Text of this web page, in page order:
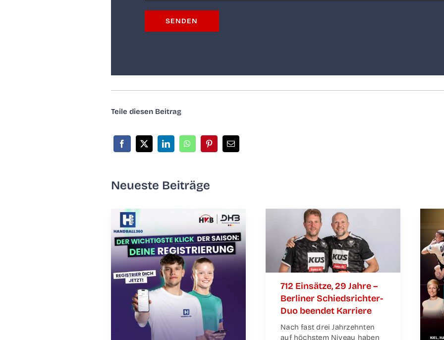
Tei­le die­sen Beitrag
Neu­es­te Beiträge
712 Ein­sät­ze, 29 Jah­re –
Ber­li­ner Schieds­­­rich­­­ter-
Duo been­det Karriere
Nach fast drei Jahr­zehn­ten
auf höchs­tem Niveau haben